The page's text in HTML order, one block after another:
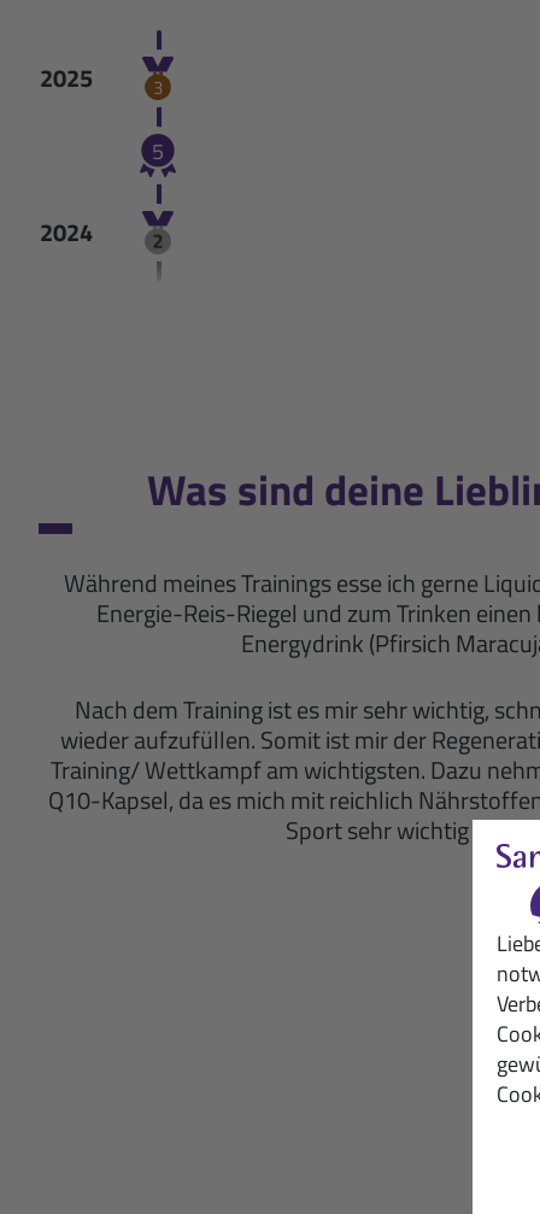
2025 3
5
2024
Was sind deine
Während meines Trainings esse ich gerne
Energie-Reis-Riegel und zum Trinken
Energydrink (Pfirsich
Nach dem Training ist es mir sehr wichtig,
wieder aufzufüllen. Somit ist mir der
Training/ Wettkampf am wichtigsten. Dazu
Q10-Kapsel, da es mich mit reichlich
Sport sehr wichtig sind